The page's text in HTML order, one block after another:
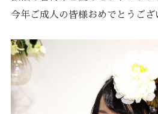
今年ご成人の皆様おめでとうござ